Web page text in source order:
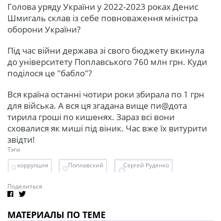
Голова уряду України у 2022-2023 роках Денис
Шмигаль склав із себе повноваження міністра
оборони України?
Під час війни держава зі свого бюджету вкинула
до університету Поплавського 760 млн грн. Куди
поділося це "бабло"?
Вся країна останні чотири роки збирала по 1 грн
для війська. А вся ця згадана вище пи@дота
тирила гроші по кишенях. Зараз всі вони
сховалися як миші під віник. Час вже їх витурити
звідти!
Тэги
коррупция
Поплавский Сергей Руденко
Поделиться
МАТЕРИАЛЫ ПО ТЕМЕ